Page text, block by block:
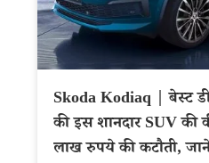
Skoda Kodiaq | बेस्ट
की इस शानदार SUV की
लाख रुपये की कटौती,